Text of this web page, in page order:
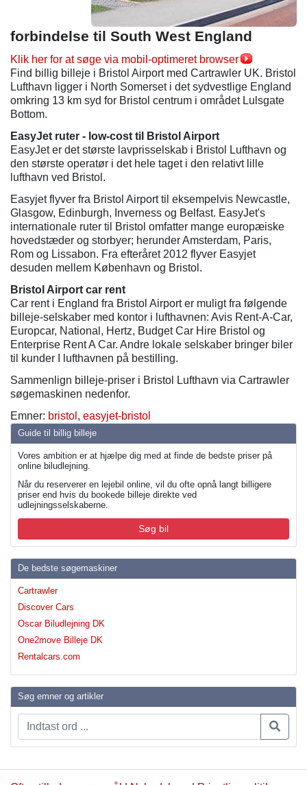
Guide til billig billeje
Vores ambition er at hjælpe dig med at finde de bedste priser på
online biludlejning.
Når du reserverer en lejebil online, vil du ofte opnå langt billigere
priser end hvis du bookede billeje direkte ved
udlejningsselskaberne.
Søg bil
De bedste søgemaskiner
Cartrawler
Discover Cars
Oscar Biludlejning DK
One2move Billeje DK
Rentalcars.com
Søg emner og artikler
forbindelse til South West England
Klik her for at søge via mobil-optimeret browser
Find billig billeje i Bristol Airport med Cartrawler UK. Bristol
Lufthavn ligger i North Somerset i det sydvestlige England
omkring 13 km syd for Bristol centrum i området Lulsgate
Bottom.
EasyJet ruter - low-cost til Bristol Airport
EasyJet er det største lavprisselskab i Bristol Lufthavn og
den største operatør i det hele taget i den relativt lille
lufthavn ved Bristol.
Easyjet flyver fra Bristol Airport til eksempelvis Newcastle,
Glasgow, Edinburgh, Inverness og Belfast. EasyJet's
internationale ruter til Bristol omfatter mange europæiske
hovedstæder og storbyer; herunder Amsterdam, Paris,
Rom og Lissabon. Fra efteråret 2012 flyver Easyjet
desuden mellem København og Bristol.
Bristol Airport car rent
Car rent i England fra Bristol Airport er muligt fra følgende
billeje-selskaber med kontor i lufthavnen: Avis Rent-A-Car,
Europcar, National, Hertz, Budget Car Hire Bristol og
Enterprise Rent A Car. Andre lokale selskaber bringer biler
til kunder I lufthavnen på bestilling.
Sammenlign billeje-priser i Bristol Lufthavn via Cartrawler
søgemaskinen nedenfor.
Emner: bristol , easyjet-bristol